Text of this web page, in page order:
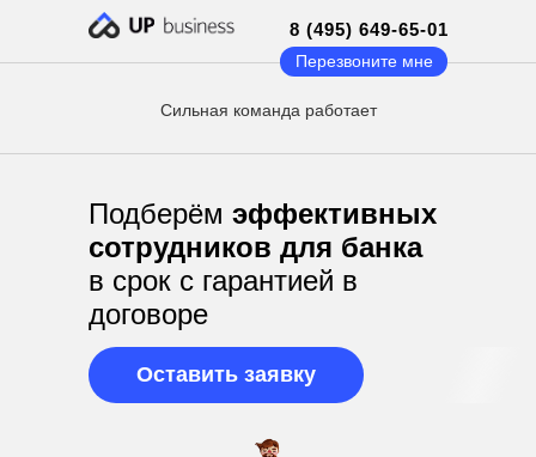
Сильная команда работает
8 (495) 649-65-01
Перезвоните мне
Подберём эффективных
сотрудников для банка
в срок с гарантией в
договоре
Оставить заявку